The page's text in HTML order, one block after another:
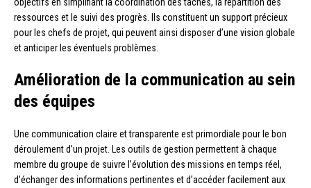
ressources et le suivi des progrès. Ils constituent un support précieux
pour les chefs de projet, qui peuvent ainsi disposer d’une vision globale
et anticiper les éventuels problèmes.
Amélioration de la communication au sein
des équipes
Une communication claire et transparente est primordiale pour le bon
déroulement d’un projet. Les outils de gestion permettent à chaque
membre du groupe de suivre l’évolution des missions en temps réel,
d’échanger des informations pertinentes et d’accéder facilement aux